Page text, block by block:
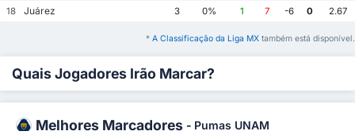
18
Juárez 3 0% 1 7 -6 0 2.67
* A Classificação da Liga MX também está disponível.
Quais Jogadores Irão Marcar?
Melhores Marcadores - Pumas UNAM